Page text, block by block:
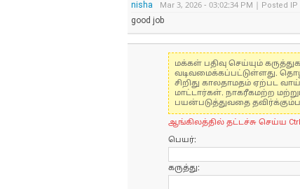
nisha
Mar 3, 2026 - 03:02:34 PM | Posted
good job
மக்கள் பதிவு செய்யும்
வடிவமைக்கப்பட்டுள்ளது.
சிறிது காலதாமதம் ஏற்பட
மாட்டார்கள். நாகரீகமற்ற
பயன்படுத்துவதை
ஆங்கிலத்தில் தட்டச்சு செய்ய
பெயர்:
கருத்து: